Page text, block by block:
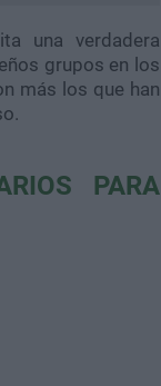
una verdadera
grupos en los
más los que han
PARA